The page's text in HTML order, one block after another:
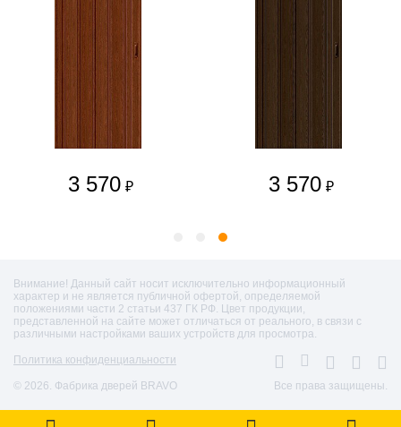
3 570 ₽ 3 570 ₽
Внимание! Данный сайт носит исключительно информационный
характер и не является публичной офертой, определяемой
положениями части 2 статьи 437 ГК РФ. Цвет продукции,
представленной на сайте может отличаться от реального, в связи с
различными настройками ваших устройств для просмотра.
Политика конфиденциальности
© 2026. Фабрика дверей BRAVO Все права защищены.